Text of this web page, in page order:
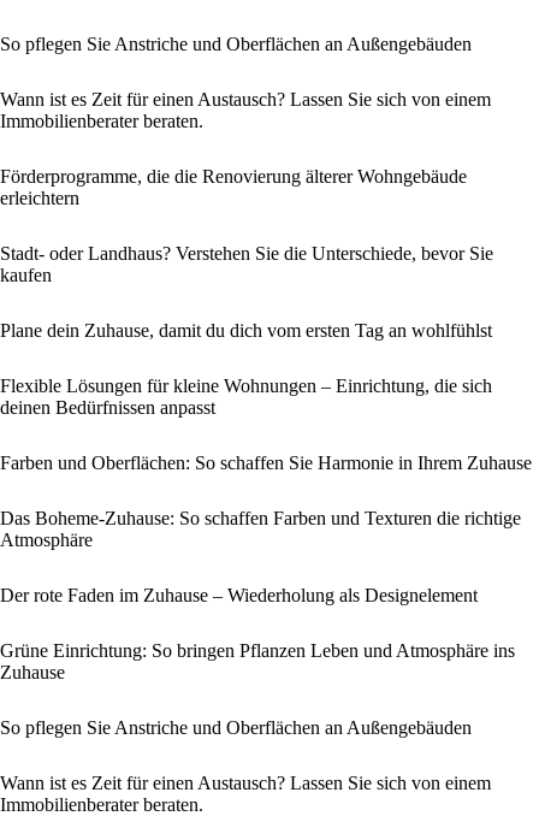
So pflegen Sie Anstriche und Oberflächen an Außengebäuden
Wann ist es Zeit für einen Austausch? Lassen Sie sich von einem
Immobilienberater beraten.
Förderprogramme, die die Renovierung älterer Wohngebäude
erleichtern
Stadt- oder Landhaus? Verstehen Sie die Unterschiede, bevor Sie
kaufen
Plane dein Zuhause, damit du dich vom ersten Tag an wohlfühlst
Flexible Lösungen für kleine Wohnungen – Einrichtung, die sich
deinen Bedürfnissen anpasst
Farben und Oberflächen: So schaffen Sie Harmonie in Ihrem Zuhause
Das Boheme-Zuhause: So schaffen Farben und Texturen die richtige
Atmosphäre
Der rote Faden im Zuhause – Wiederholung als Designelement
Grüne Einrichtung: So bringen Pflanzen Leben und Atmosphäre ins
Zuhause
So pflegen Sie Anstriche und Oberflächen an Außengebäuden
Wann ist es Zeit für einen Austausch? Lassen Sie sich von einem
Immobilienberater beraten.